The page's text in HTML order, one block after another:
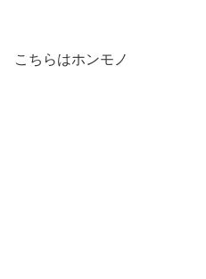
こちらはホンモノ